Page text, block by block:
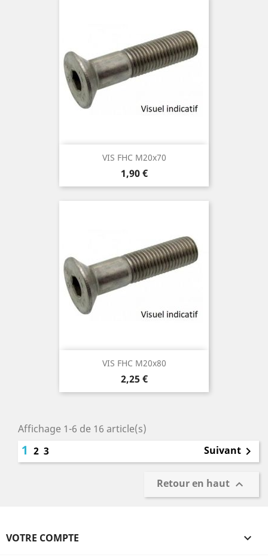
VIS FHC M20x70
Prix
1,90 €
VIS FHC M20x80
Prix
2,25 €
Affichage 1-6 de 16 article(s)
1 2 3 Suivant 
Retour en haut 
VOTRE COMPTE 